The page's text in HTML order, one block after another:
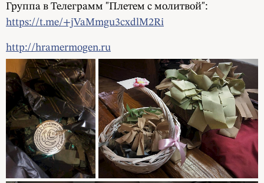
Группа в Телеграмм "Плетем с молитвой":
https://t.me/+jVaMmgu3cxdlM2Ri
http://hramermogen.ru